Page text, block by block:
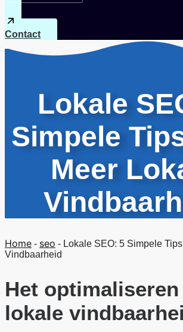
Contact
Lokale
Simpele
Meer
Home - seo - Lokale SEO: 5 Simpele
Vindbaarheid
Het optimaliseren
lokale